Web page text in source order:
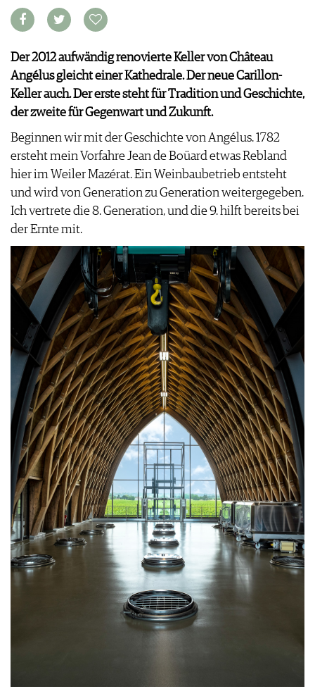
VORTEILSWELT
VIDEOS
BILDSTRECKEN
BÜCHER
NEWS
WEINWIRTSCHAFT
WEINSZENE
PORTRAITS
VINOPHILES
AWARDS
GEWINNSPIELE
VORTEILSWELT
TRINKREIFETABELLE
ABO
WEINSUCHE
NEWSLETTER
WINE TRADE CLUB
REDAKTION
JOBS
WERBUNG
PRESSE
IMPRESSUM
AGB & DATENSCHUTZ
FAQ
Der 2012 aufwändig renovierte Keller von Château
Angélus gleicht einer Kathedrale. Der neue Carillon-
Keller auch. Der erste steht für Tradition und Geschichte,
der zweite für Gegenwart und Zukunft.
Beginnen wir mit der Geschichte von Angélus. 1782
ersteht mein Vorfahre Jean de Boüard etwas Rebland
hier im Weiler Mazérat. Ein Weinbaubetrieb entsteht
und wird von Generation zu Generation weitergegeben.
Ich vertrete die 8. Generation, und die 9. hilft bereits bei
der Ernte mit.